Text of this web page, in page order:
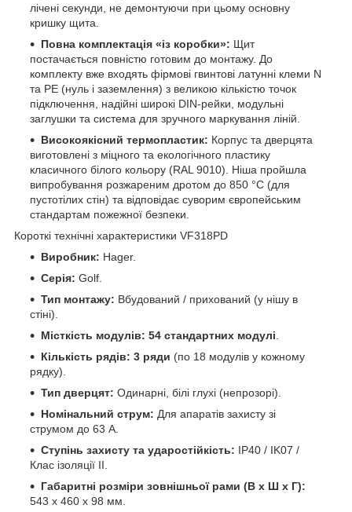
лічені секунди, не демонтуючи при цьому основну
кришку щита.
Повна комплектація «із коробки»: Щит
постачається повністю готовим до монтажу. До
комплекту вже входять фірмові гвинтові латунні клеми N
та PE (нуль і заземлення) з великою кількістю точок
підключення, надійні широкі DIN-рейки, модульні
заглушки та система для зручного маркування ліній.
Високоякісний термопластик: Корпус та дверцята
виготовлені з міцного та екологічного пластику
класичного білого кольору (RAL 9010). Ніша пройшла
випробування розжареним дротом до 850 °C (для
пустотілих стін) та відповідає суворим європейським
стандартам пожежної безпеки.
Короткі технічні характеристики VF318PD
Виробник: Hager.
Серія: Golf.
Тип монтажу: Вбудований / прихований (у нішу в
стіні).
Місткість модулів: 54 стандартних модулі
Кількість рядів: 3 ряди (по 18 модулів у кожному
рядку).
Тип дверцят: Одинарні, білі глухі (непрозорі).
Номінальний струм: Для апаратів захисту зі
струмом до 63 А.
Ступінь захисту та ударостійкість: IP40 / IK07 /
Клас ізоляції II.
Габаритні розміри зовнішньої рами (В х Ш х Г):
543 х 460 х 98 мм.